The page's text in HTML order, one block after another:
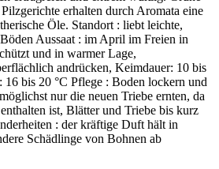
erhalten durch Aromata eine
Öle. Standort : liebt leichte,
Aussaat : im April im Freien in
und in warmer Lage,
andrücken, Keimdauer: 10 bis
16 bis 20 °C Pflege : Boden lockern und
nur die neuen Triebe ernten, da
ist, Blätter und Triebe bis kurz
: der kräftige Duft hält in
Schädlinge von Bohnen ab